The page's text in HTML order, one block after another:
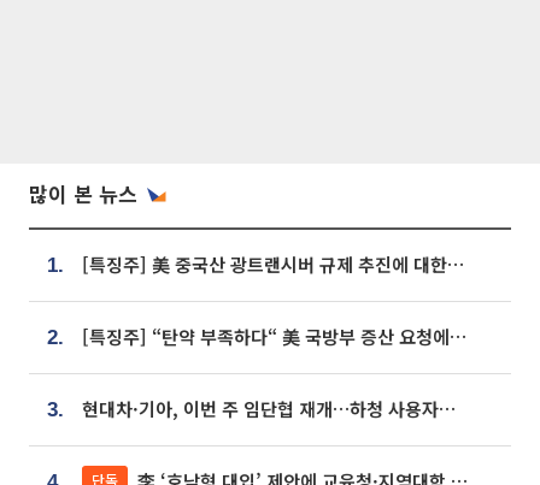
많이 본 뉴스
1. [특징주] 美 중국산 광트랜시버 규제 추진에 대한광통신 등 광통신株 강세
2. [특징주] “탄약 부족하다“ 美 국방부 증산 요청에⋯국내 방산주 급등세
3. 현대차·기아, 이번 주 임단협 재개…하청 사용자성 재심도 ‘변수’
단독